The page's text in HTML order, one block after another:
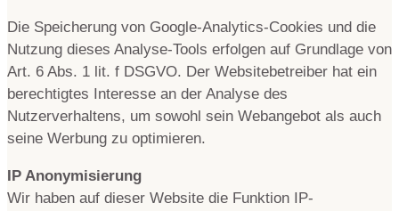
Die Speicherung von Google-Analytics-Cookies und die
Nutzung dieses Analyse-Tools erfolgen auf Grundlage von
Art. 6 Abs. 1 lit. f DSGVO. Der Websitebetreiber hat ein
berechtigtes Interesse an der Analyse des
Nutzerverhaltens, um sowohl sein Webangebot als auch
seine Werbung zu optimieren.
IP Anonymisierung
Wir haben auf dieser Website die Funktion IP-